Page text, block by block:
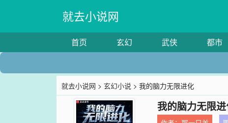
就去小说网
首页 玄幻 武侠 都市
就去小说网 >玄幻小说 > 我的脑力无限进化
我的脑力无限